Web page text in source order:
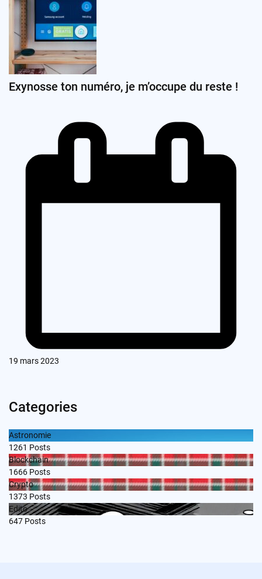
Exynosse ton numéro, je m’occupe du reste !
19 mars 2023
Categories
Astronomie
1261 Posts
Blockchain
1666 Posts
Crypto
1373 Posts
Edito
647 Posts